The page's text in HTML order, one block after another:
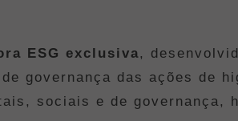
ESG exclusiva,
governança das ações de
sociais e de governança,